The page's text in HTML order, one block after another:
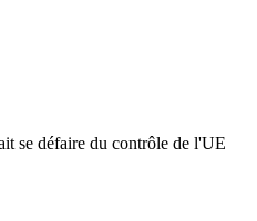
se défaire du contrôle de l'UE